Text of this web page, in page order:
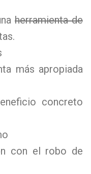
herramienta de
más apropiada
concreto
con el robo de